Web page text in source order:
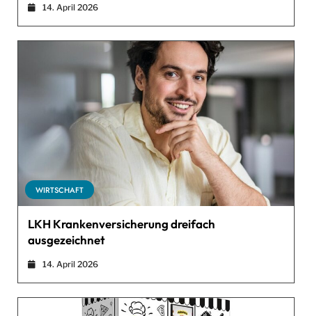
14. April 2026
WIRTSCHAFT
LKH Krankenversicherung dreifach
ausgezeichnet
14. April 2026